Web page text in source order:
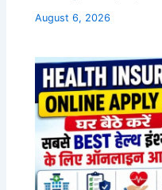
August 6, 2026